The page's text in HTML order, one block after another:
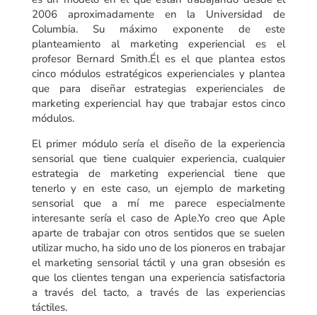
2006 aproximadamente en la Universidad de
Columbia. Su máximo exponente de este
planteamiento al marketing experiencial es el
profesor Bernard Smith.Él es el que plantea estos
cinco módulos estratégicos experienciales y plantea
que para diseñar estrategias experienciales de
marketing experiencial hay que trabajar estos cinco
módulos.
El primer módulo sería el diseño de la experiencia
sensorial que tiene cualquier experiencia, cualquier
estrategia de marketing experiencial tiene que
tenerlo y en este caso, un ejemplo de marketing
sensorial que a mí me parece especialmente
interesante sería el caso de Aple.Yo creo que Aple
aparte de trabajar con otros sentidos que se suelen
utilizar mucho, ha sido uno de los pioneros en trabajar
el marketing sensorial táctil y una gran obsesión es
que los clientes tengan una experiencia satisfactoria
a través del tacto, a través de las experiencias
táctiles.